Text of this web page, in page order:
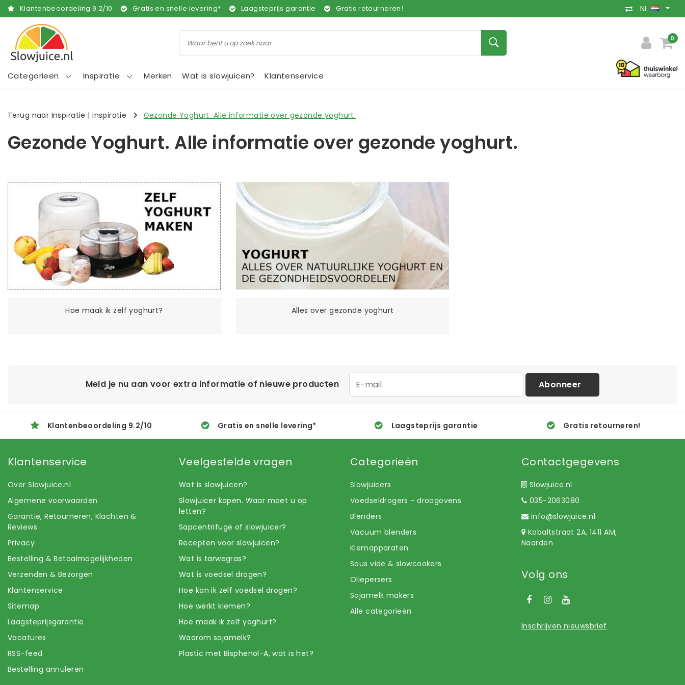
Klantenbeoordeling 9.2/10 Gratis en snelle levering* Laagsteprijs garantie Gratis retourneren! NL
0
Categorieën Inspiratie Merken Wat is slowjuicen? Klantenservice
Terug naar Inspiratie |Inspiratie Gezonde Yoghurt. Alle informatie over gezonde yoghurt.
Gezonde Yoghurt. Alle informatie over gezonde yoghurt.
Hoe maak ik zelf yoghurt? Alles over gezonde yoghurt
Meld je nu aan voor extra informatie of nieuwe producten Abonneer
Klantenbeoordeling 9.2/10 Gratis en snelle levering* Laagsteprijs garantie Gratis retourneren!
Klantenservice
Over Slowjuice.nl
Algemene voorwaarden
Garantie, Retourneren, Klachten &
Reviews
Privacy
Bestelling & Betaalmogelijkheden
Verzenden & Bezorgen
Klantenservice
Sitemap
Laagsteprijsgarantie
Vacatures
RSS-feed
Bestelling annuleren
Veelgestelde vragen
Wat is slowjuicen?
Slowjuicer kopen. Waar moet u op
letten?
Sapcentrifuge of slowjuicer?
Recepten voor slowjuicen?
Wat is tarwegras?
Wat is voedsel drogen?
Hoe kan ik zelf voedsel drogen?
Hoe werkt kiemen?
Hoe maak ik zelf yoghurt?
Waarom sojamelk?
Plastic met Bisphenol-A, wat is het?
Categorieën
Slowjuicers
Voedseldrogers - droogovens
Blenders
Vacuum blenders
Kiemapparaten
Sous vide & slowcookers
Oliepersers
Sojamelk makers
Alle categorieën
Contactgegevens
Slowjuice.nl
035-2063080
info@slowjuice.nl
Kobaltstraat 2A, 1411 AM,
Naarden
Volg ons
Inschrijven nieuwsbrief